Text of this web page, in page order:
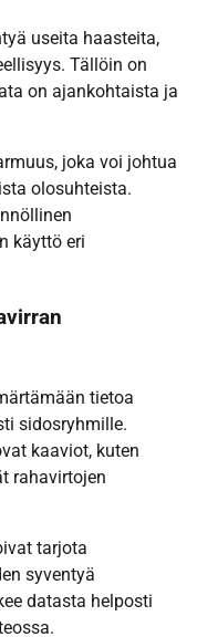
useita haasteita,
Tällöin on
on ajankohtaista ja
joka voi johtua
olosuhteista.
käyttö eri
tietoa
sidosryhmille.
kaaviot, kuten
rahavirtojen
tarjota
syventyä
datasta helposti